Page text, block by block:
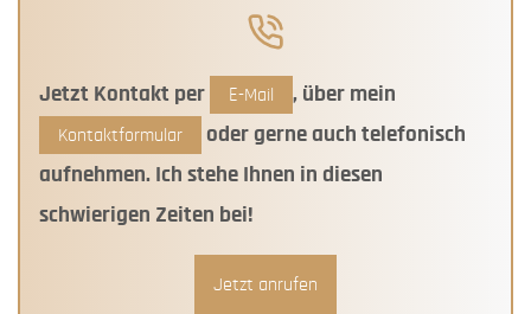
Jetzt Kontakt per E-Mail , über mein
Kontaktformular
oder gerne auch telefonisch
aufnehmen. Ich stehe Ihnen in diesen
schwierigen Zeiten bei!
Jetzt anrufen